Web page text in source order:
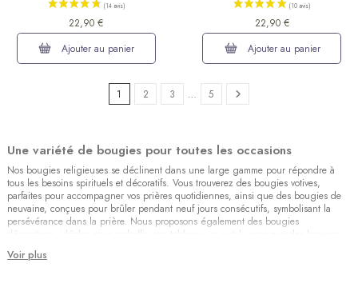
(12 avis)
22,90 €
Ajouter au panier
22,90 €
Ajouter au panier
1 2 3 … 5
Une variété de bougies pour toutes les occasions
Nos bougies religieuses se déclinent dans une large gamme pour répondre à
tous les besoins spirituels et décoratifs. Vous trouverez des bougies votives,
parfaites pour accompagner vos prières quotidiennes, ainsi que des bougies de
neuvaine, conçues pour brûler pendant neuf jours consécutifs, symbolisant la
persévérance dans la prière. Nous proposons également des bougies
décoratives, idéales pour embellir une table ou un autel, ainsi que des bougies
aux effigies de saints, comme la bougie Sainte Rita ou la bougie Sacré-Cœur, qui
renforcent la dévotion envers des figures spirituelles spécifiques.
Voir plus